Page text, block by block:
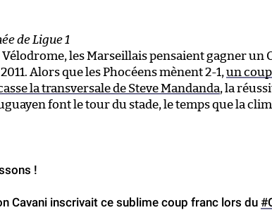
de Ligue 1
Vélodrome, les Marseillais pensaient gagner un
Alors que les Phocéens mènent 2-1, un
la transversale de Steve Mandanda, la
font le tour du stade, le temps que la
!
Cavani inscrivait ce sublime coup franc lors du